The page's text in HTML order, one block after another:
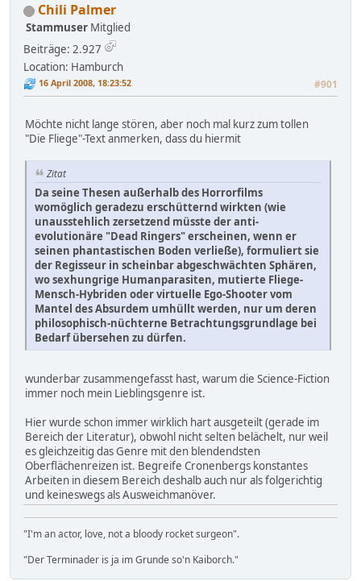
Chili Palmer
Stammuser Mitglied
Beiträge: 2.927
Location: Hamburch
16 April 2008, 18:23:52 #901
Möchte nicht lange stören, aber noch mal kurz zum tollen
"Die Fliege"-Text anmerken, dass du hiermit
Zitat
Da seine Thesen außerhalb des Horrorfilms
womöglich geradezu erschütternd wirkten (wie
unausstehlich zersetzend müsste der anti-
evolutionäre "Dead Ringers" erscheinen, wenn er
seinen phantastischen Boden verließe), formuliert sie
der Regisseur in scheinbar abgeschwächten Sphären,
wo sexhungrige Humanparasiten, mutierte Fliege-
Mensch-Hybriden oder virtuelle Ego-Shooter vom
Mantel des Absurdem umhüllt werden, nur um deren
philosophisch-nüchterne Betrachtungsgrundlage bei
Bedarf übersehen zu dürfen.
wunderbar zusammengefasst hast, warum die Science-Fiction
immer noch mein Lieblingsgenre ist.
Hier wurde schon immer wirklich hart ausgeteilt (gerade im
Bereich der Literatur), obwohl nicht selten belächelt, nur weil
es gleichzeitig das Genre mit den blendendsten
Oberflächenreizen ist. Begreife Cronenbergs konstantes
Arbeiten in diesem Bereich deshalb auch nur als folgerichtig
und keineswegs als Ausweichmanöver.
"I'm an actor, love, not a bloody rocket surgeon".
"Der Terminader is ja im Grunde so'n Kaiborch."